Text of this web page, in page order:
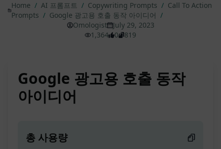
Home / AI 프롬프트 / Copywriting Prompts / Call To Action
Prompts / Google 광고용 호출 동작 아이디어 /
Omologist
July 29, 2023
1,364
0 819
Google 광고용 호출 동작
아이디어
총 사용량